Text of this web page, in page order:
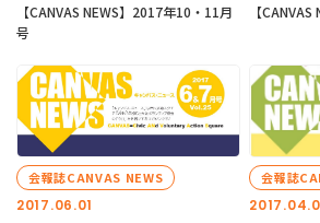
【CANVAS NEWS】2017年10・11月
号
【
2017.06.01
会報誌CANVAS NEWS 会報誌